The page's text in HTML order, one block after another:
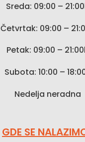
Sreda: 09:00 –
Četvrtak: 09:00 –
Petak: 09:00 –
Subota: 10:00 –
Nedelja neradna
GDE SE